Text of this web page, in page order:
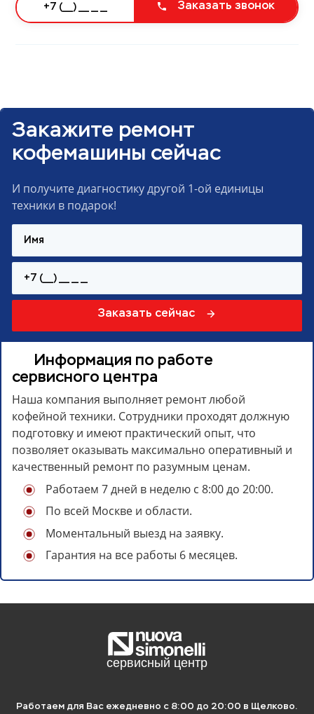
Заказать звонок
Закажите ремонт
кофемашины сейчас
И получите диагностику другой 1-ой единицы
техники в подарок!
Заказать сейчас
Информация по работе
сервисного центра
Наша компания выполняет ремонт любой
кофейной техники. Сотрудники проходят должную
подготовку и имеют практический опыт, что
позволяет оказывать максимально оперативный и
качественный ремонт по разумным ценам.
Работаем 7 дней в неделю с 8:00 до 20:00.
По всей Москве и области.
Моментальный выезд на заявку.
Гарантия на все работы 6 месяцев.
Отложите статью на потом, если
нет времени читать.
Работаем для Вас ежедневно с 8:00 до 20:00 в Щелково.